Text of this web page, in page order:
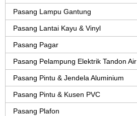
Pasang Lampu Gantung
Pasang Lantai Kayu & Vinyl
Pasang Pagar
Pasang Pelampung Elektrik Tandon Air
Pasang Pintu & Jendela Aluminium
Pasang Pintu & Kusen PVC
Pasang Plafon